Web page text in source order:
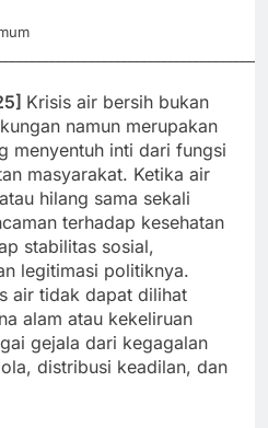
Krisis air bersih bukan
namun merupakan
menyentuh inti dari fungsi
masyarakat. Ketika air
hilang sama sekali
terhadap kesehatan
stabilitas sosial,
legitimasi politiknya.
air tidak dapat dilihat
alam atau kekeliruan
gejala dari kegagalan
distribusi keadilan, dan